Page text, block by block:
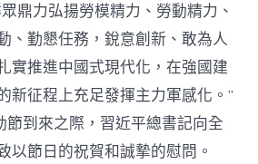
鼎力弘揚勞模精力、勞動精力、
、勤懇任務，銳意創新、敢為人
實推進中國式現代化，在強國建
新征程上充足發揮主力軍感化。”
節到來之際，習近平總書記向全
以節日的祝賀和誠摯的慰問。